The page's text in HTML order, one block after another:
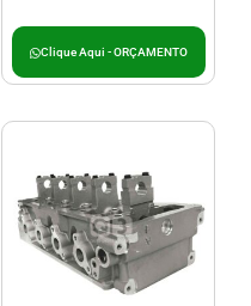
Clique Aqui - ORÇAMENTO